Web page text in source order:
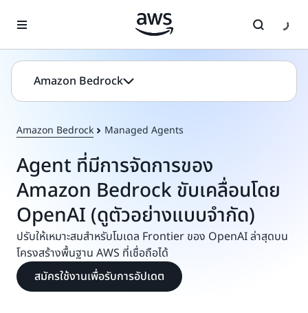
Amazon Bedrock
Amazon Bedrock Managed Agents
Agent ที่มีการจัดการของ
Amazon Bedrock ขับเคลื่อนโดย
OpenAI (ดูตัวอย่างแบบจำกัด)
ปรับให้เหมาะสมสำหรับโมเดล Frontier ของ OpenAI ล่าสุดบน
โครงสร้างพื้นฐาน AWS ที่เชื่อถือได้
สมัครใช้งานเพื่อรับการอัปเดต